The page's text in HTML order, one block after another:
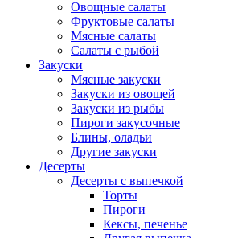
Овощные салаты
Фруктовые салаты
Мясные салаты
Салаты с рыбой
Закуски
Мясные закуски
Закуски из овощей
Закуски из рыбы
Пироги закусочные
Блины, оладьи
Другие закуски
Десерты
Десерты с выпечкой
Торты
Пироги
Кексы, печенье